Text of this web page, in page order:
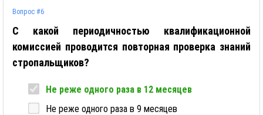
Вопрос #6
С какой периодичностью квалификационной
комиссией проводится повторная проверка знаний
стропальщиков?
Не реже одного раза в 12 месяцев
Не реже одного раза в 9 месяцев